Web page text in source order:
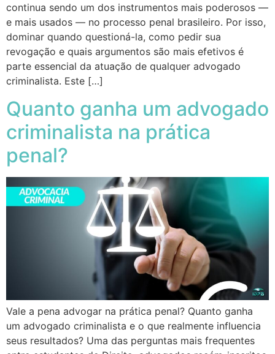
continua sendo um dos instrumentos mais poderosos —
e mais usados — no processo penal brasileiro. Por isso,
dominar quando questioná-la, como pedir sua
revogação e quais argumentos são mais efetivos é
parte essencial da atuação de qualquer advogado
criminalista. Este […]
Quanto ganha um advogado
criminalista na prática
penal?
Vale a pena advogar na prática penal? Quanto ganha
um advogado criminalista e o que realmente influencia
seus resultados? Uma das perguntas mais frequentes